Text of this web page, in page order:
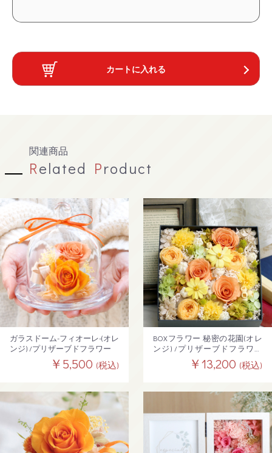
カートに入れる
関連商品
Related Product
ガラスドーム-フィオーレ-(オレ
ンジ) /プリザーブドフラワー
￥5,500 (税込)
BOXフラワー 秘密の花園(オレ
ンジ) /プリザーブドフラワー
【送料無料】￥13,200 (税込)